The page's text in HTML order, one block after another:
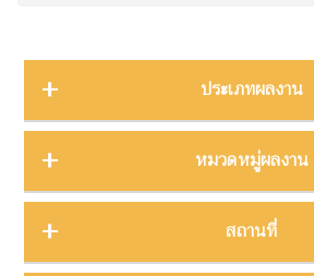
ประเภทผลงาน
การนำเสนองานประชุมวิชาการ
ต้นฉบับ
บทความ
หมวดหมู่ผลงาน
การจัดการความรู้
การจัดการพิพิธภัณฑ์
สถานที่